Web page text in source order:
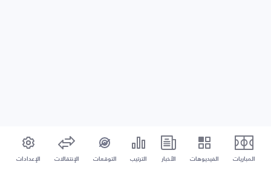
المباريات الفيديوهات الأخبار الترتيب التوقعات الإنتقالات الإعدادات